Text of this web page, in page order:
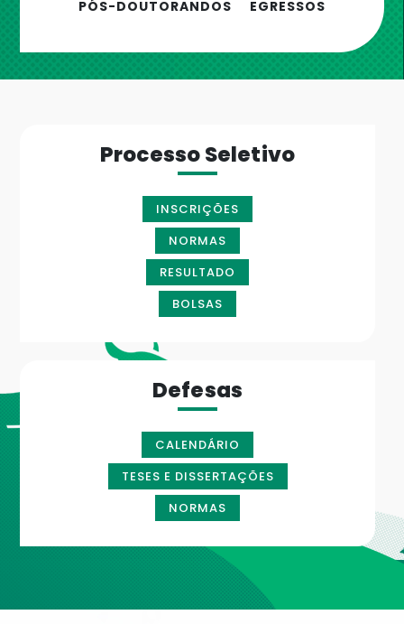
PÓS-DOUTORANDOS EGRESSOS
Processo Seletivo
INSCRIÇÕES
NORMAS
RESULTADO
BOLSAS
Defesas
CALENDÁRIO
TESES E DISSERTAÇÕES
NORMAS